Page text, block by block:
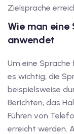
Zielsprache
Wie man eine
anwendet
Um eine
es wichtig, die
beispielsweise
Berichten, das
Führen von
erreicht werden.